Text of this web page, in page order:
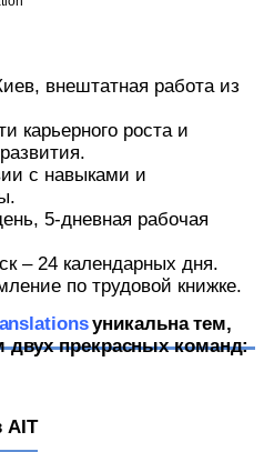
внештатная работа из
карьерного роста и
с навыками и
5-дневная рабочая
– 24 календарных дня.
по трудовой книжке.
уникальна тем,
двух прекрасных команд:
AIT